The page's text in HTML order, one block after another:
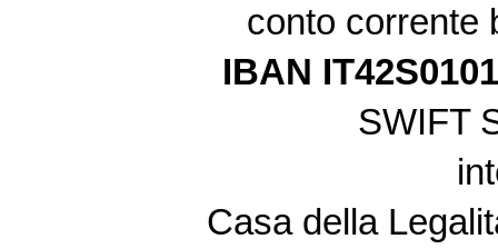
conto corrente
IBAN
SWIFT
Casa della